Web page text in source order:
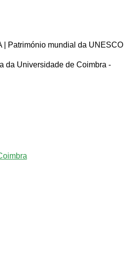
| Património mundial da UNESCO
da Universidade de Coimbra -